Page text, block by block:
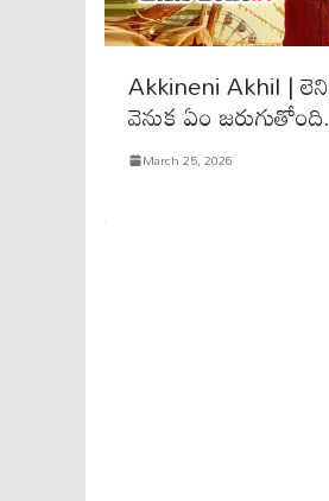
Akkineni Akhil |
వెనుక ఏం
March 25, 2026